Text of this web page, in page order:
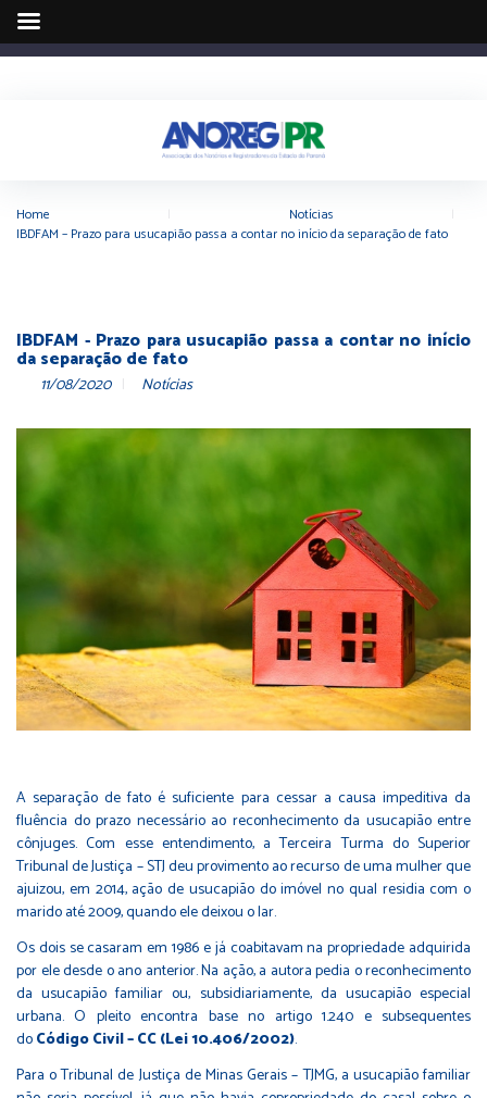
Home Notícias
IBDFAM – Prazo para usucapião passa a contar no início da separação de fato
IBDFAM - Prazo para usucapião passa a contar no início
da separação de fato
11/08/2020 Notícias
A separação de fato é suficiente para cessar a causa impeditiva da
fluência do prazo necessário ao reconhecimento da usucapião entre
cônjuges. Com esse entendimento, a Terceira Turma do Superior
Tribunal de Justiça – STJ deu provimento ao recurso de uma mulher que
ajuizou, em 2014, ação de usucapião do imóvel no qual residia com o
marido até 2009, quando ele deixou o lar.
Os dois se casaram em 1986 e já coabitavam na propriedade adquirida
por ele desde o ano anterior. Na ação, a autora pedia o reconhecimento
da usucapião familiar ou, subsidiariamente, da usucapião especial
urbana. O pleito encontra base no artigo 1.240 e subsequentes
doCódigo Civil – CC (Lei 10.406/2002).
Para o Tribunal de Justiça de Minas Gerais – TJMG, a usucapião familiar